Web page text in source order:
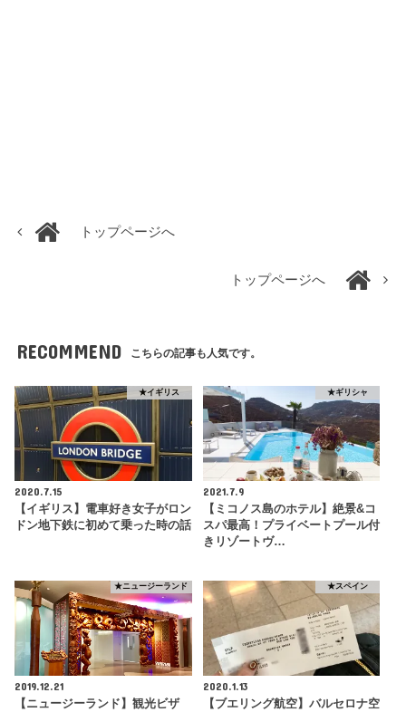
トップページへ
トップページへ
RECOMMEND こちらの記事も人気です。
★イギリス
2020.7.15
【イギリス】電車好き女子がロン
ドン地下鉄に初めて乗った時の話
★ギリシャ
2021.7.9
【ミコノス島のホテル】絶景&コ
スパ最高！プライベートプール付
きリゾートヴ…
★ニュージーランド
2019.12.21
【ニュージーランド】観光ビザ
★スペイン
2020.1.13
【ブエリング航空】バルセロナ空